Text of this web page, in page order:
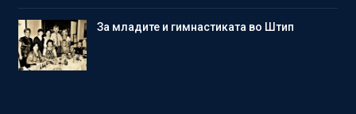
Зa младите и гимнастиката во Штип